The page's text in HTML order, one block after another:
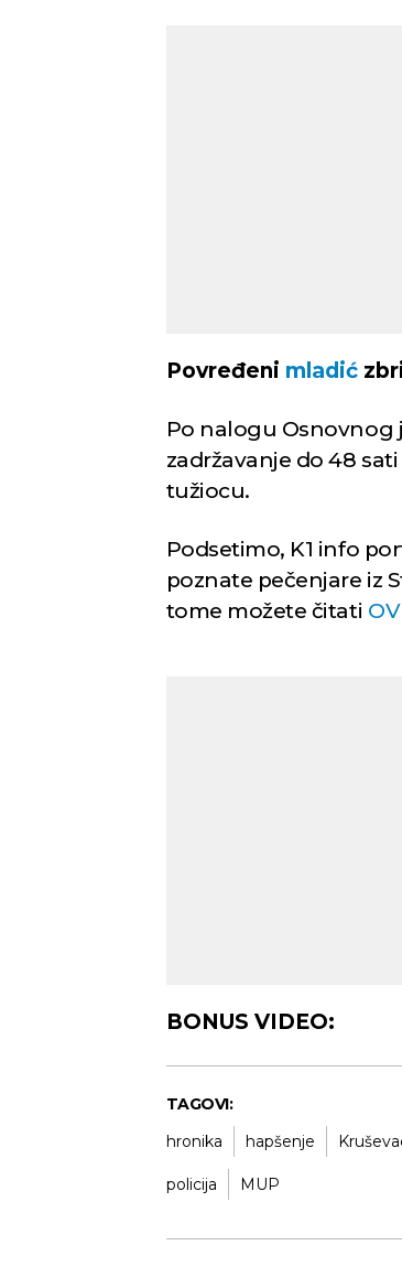
Povređeni mladić
Po nalogu Osnovnog
zadržavanje do 48
tužiocu.
Podsetimo, K1 info
poznate pečenjare iz
tome možete čitati
BONUS VIDEO:
TAGOVI:
hronika
hapšenje
policija MUP